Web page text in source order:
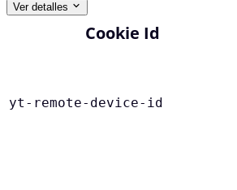
Ver detalles
Cookie Id
yt-remote-device-id